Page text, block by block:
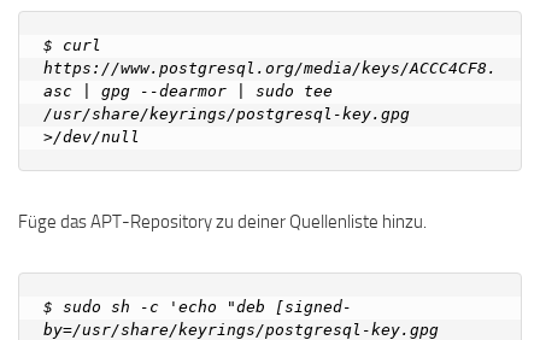
$ curl
https://www.postgresql.org/media/keys/ACCC4CF8.
asc | gpg --dearmor | sudo tee
/usr/share/keyrings/postgresql-key.gpg
Füge das APT-Repository zu deiner Quellenliste hinzu.
$ sudo sh -c 'echo "deb [signed-
by=/usr/share/keyrings/postgresql-key.gpg